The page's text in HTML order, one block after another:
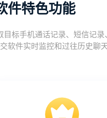
件特色功能
标手机通话记录、短信记
件实时监控和过往历史聊